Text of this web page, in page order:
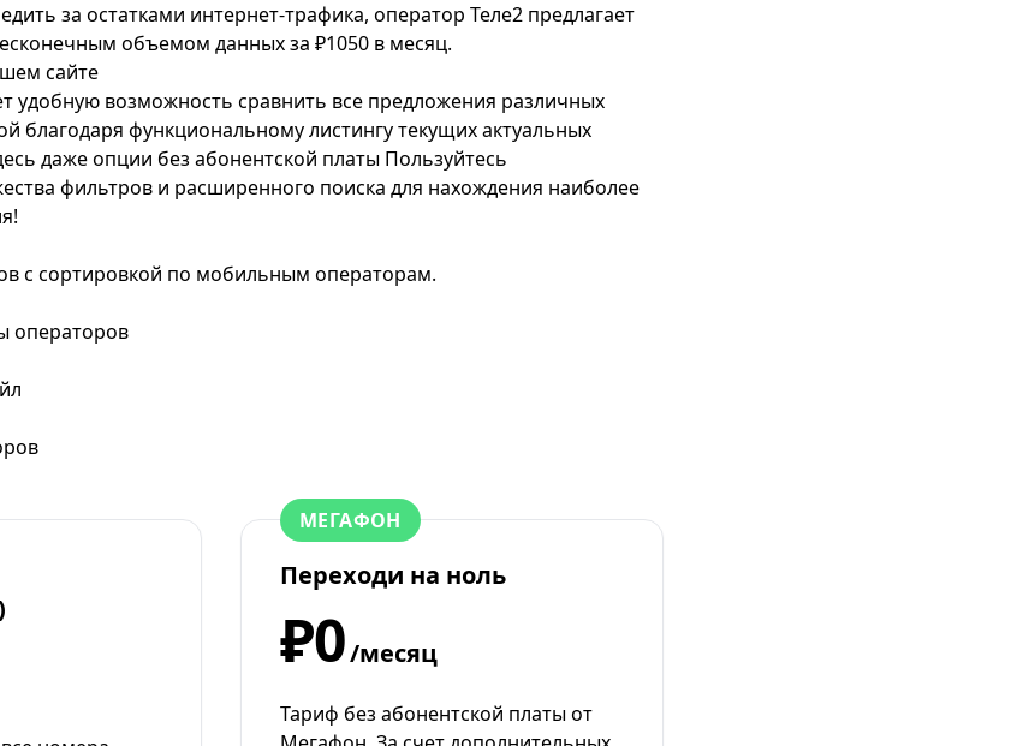
за остатками интернет-трафика, оператор Теле2 предлагает
объемом данных за ₽1050 в месяц.
сайте
удобную возможность сравнить все предложения различных
благодаря функциональному листингу текущих актуальных
даже опции без абонентской платы Пользуйтесь
фильтров и расширенного поиска для нахождения наиболее
с сортировкой по мобильным операторам.
операторов
МЕГАФОН
Переходи на ноль
₽0/месяц
Тариф без абонентской платы от